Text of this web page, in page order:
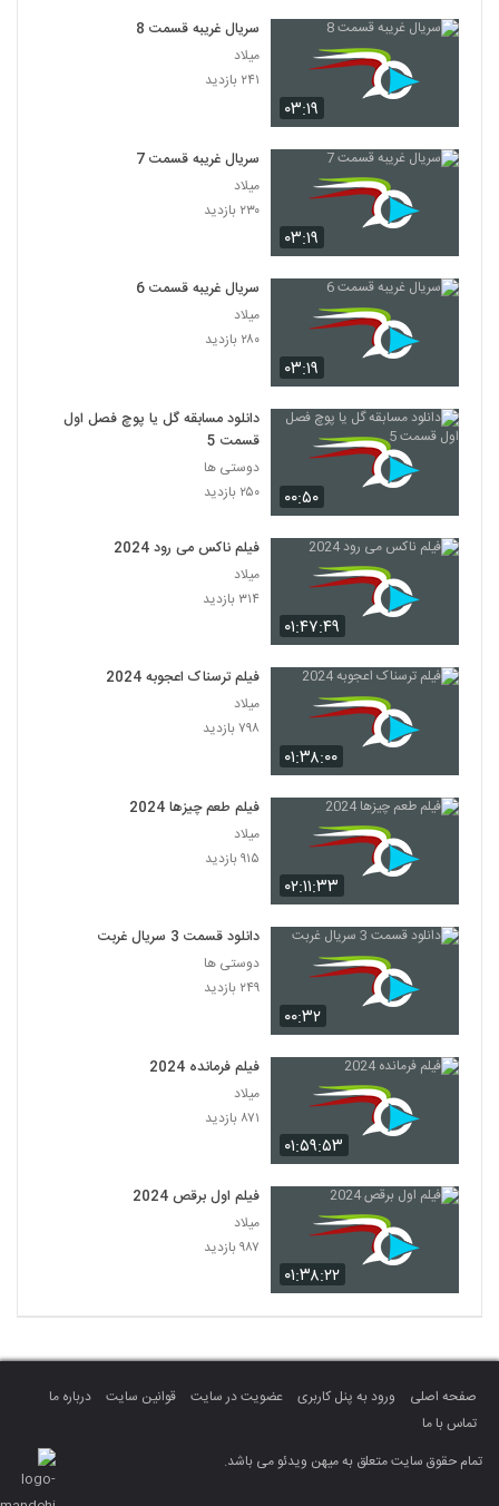
۰۳:۱۹
سریال غریبه قسمت 8
میلاد
۲۴۱ بازدید
۰۳:۱۹
سریال غریبه قسمت 7
میلاد
۲۳۰ بازدید
۰۳:۱۹
سریال غریبه قسمت 6
میلاد
۲۸۰ بازدید
۰۰:۵۰
دانلود مسابقه گل یا پوچ فصل اول
قسمت 5
دوستی ها
۲۵۰ بازدید
۰۱:۴۷:۴۹
فیلم ناکس می رود 2024
میلاد
۳۱۴ بازدید
۰۱:۳۸:۰۰
فیلم ترسناک اعجوبه 2024
میلاد
۷۹۸ بازدید
۰۲:۱۱:۳۳
فیلم طعم چیزها 2024
میلاد
۹۱۵ بازدید
۰۰:۳۲
دانلود قسمت 3 سریال غربت
دوستی ها
۲۴۹ بازدید
۰۱:۵۹:۵۳
فیلم فرمانده 2024
میلاد
۸۷۱ بازدید
۰۱:۳۸:۲۲
فیلم اول برقص 2024
میلاد
۹۸۷ بازدید
صفحه اصلی ورود به پنل کاربری عضویت در سایت قوانین سایت
درباره ما
تماس با ما
تمام حقوق سایت متعلق به میهن ویدئو می باشد.